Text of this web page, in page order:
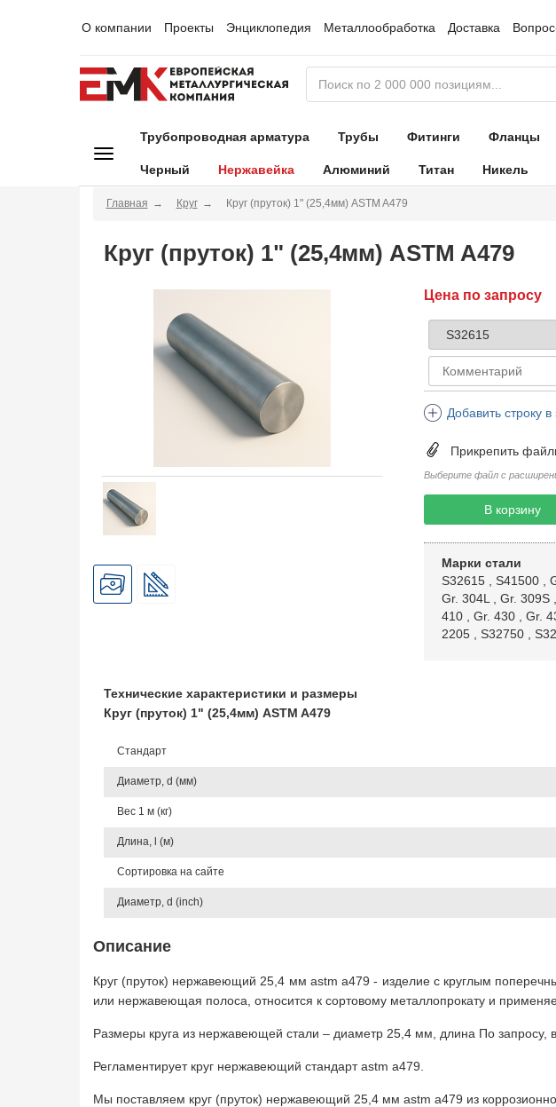
О компании Проекты Энциклопедия Металлообработка Доставка
Трубопроводная арматура Трубы Фитинги Фланцы
Черный Нержавейка Алюминий Титан Никель
Главная Круг Круг (пруток) 1" (25,4мм) ASTM A479
Круг (пруток) 1" (25,4мм) ASTM A479
Цена по запросу
Добавить строку в
Прикрепить
Выберите файл с
В корзину
Марки стали
S32615, S41500,
Gr. 304L
Gr. 309S,
410, Gr. 430, Gr.
2205, S32750,
Технические характеристики и размеры
Круг (пруток) 1" (25,4мм) ASTM A479
Стандарт
Диаметр, d (мм)
Вес 1 м (кг)
Длина, l (м)
Сортировка на сайте
Диаметр, d (inch)
Описание
Круг (пруток) нержавеющий 25,4 мм astm a479 - изделие с круглым
или нержавеющая полоса, относится к сортовому металлопрокату и
Размеры круга из нержавеющей стали – диаметр 25,4 мм, длина По запросу,
Регламентирует круг нержавеющий стандарт astm a479.
Мы поставляем круг (пруток) нержавеющий 25,4 мм astm a479 из